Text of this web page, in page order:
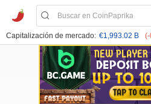
Capitalización de mercado: €1,993.02 B